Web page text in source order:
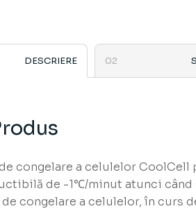
DESCRIERE
congelare a celulelor
de -1℃/minut atunci când
congelare a celulelor, în curs